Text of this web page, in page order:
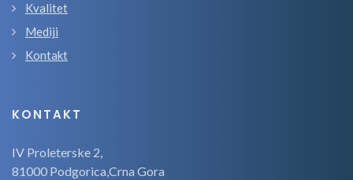
Kvalitet
Mediji
Kontakt
KONTAKT
IV Proleterske 2,
81000 Podgorica,Crna Gora